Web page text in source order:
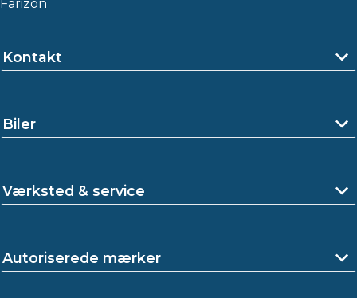
Farizon
Kontakt
Biler
Værksted & service
Autoriserede mærker